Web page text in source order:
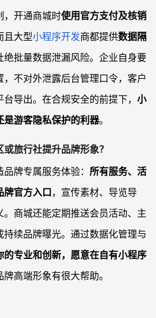
，开通商城时使用官方支付及核销
且大型小程序开发商都提供数据隔
绝批量数据泄漏风险。企业自身要
不对外泄露后台管理口令，客户
导出。在合规安全的前提下， 小
是游客隐私保护的利器。
旅行社提升品牌形象？
牌专属服务体验： 所有服务、活
牌官方入口，宣传素材、导览导
商城还能定期推送会员活动、主
续品牌曝光。通过数据化管理与
的专业和创新，愿意在自有小程序
高端形象有很大帮助。